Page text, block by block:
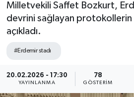
Milletvekili Saffet Bozkurt,
devrini sağlayan protokollerin
açıkladı.
#Erdemir stadı
20.02.2026 - 17:30
YAYINLANMA
78
GÖSTERIM
Ekonomi
Medya